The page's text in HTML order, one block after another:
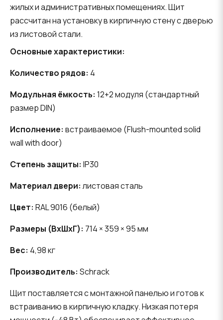
жилых и административных помещениях. Щит
рассчитан на установку в кирпичную стену с дверью
из листовой стали.
Основные характеристики:
Количество рядов: 4
Модульная ёмкость: 12+2 модуля (стандартный
размер DIN)
Исполнение: встраиваемое (Flush-mounted solid
wall with door)
Степень защиты: IP30
Материал двери: листовая сталь
Цвет: RAL 9016 (белый)
Размеры (ВхШхГ): 714 × 359 × 95 мм
Вес: 4,98 кг
Производитель: Schrack
Щит поставляется с монтажной панелью и готов к
встраиванию в кирпичную кладку. Низкая потеря